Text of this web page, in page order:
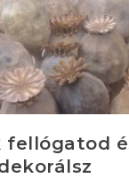
fellógatod